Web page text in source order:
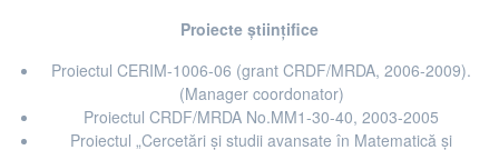
Proiecte științifice
Proiectul CERIM-1006-06 (grant CRDF/MRDA, 2006-2009).
(Manager coordonator)
Proiectul CRDF/MRDA No.MM1-30-40, 2003-2005
Proiectul „Cercetări şi studii avansate în Matematică şi